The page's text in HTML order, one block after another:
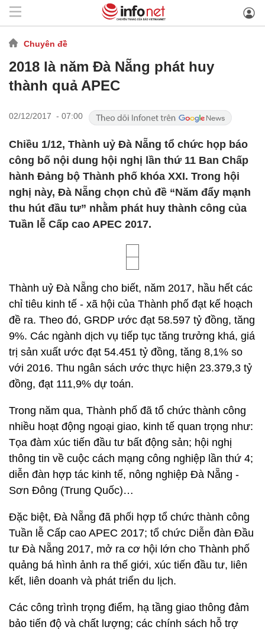
Chuyên đề
2018 là năm Đà Nẵng phát huy
thành quả APEC
02/12/2017 - 07:00
Chiều 1/12, Thành uỷ Đà Nẵng tổ chức họp báo
công bố nội dung hội nghị lần thứ 11 Ban Chấp
hành Đảng bộ Thành phố khóa XXI. Trong hội
nghị này, Đà Nẵng chọn chủ đề “Năm đẩy mạnh
thu hút đầu tư” nhằm phát huy thành công của
Tuần lễ Cấp cao APEC 2017.
Thành uỷ Đà Nẵng cho biết, năm 2017, hầu hết các
chỉ tiêu kinh tế - xã hội của Thành phố đạt kế hoạch
đề ra. Theo đó, GRDP ước đạt 58.597 tỷ đồng, tăng
9%. Các ngành dịch vụ tiếp tục tăng trưởng khá, giá
trị sản xuất ước đạt 54.451 tỷ đồng, tăng 8,1% so
với 2016. Thu ngân sách ước thực hiện 23.379,3 tỷ
đồng, đạt 111,9% dự toán.
Trong năm qua, Thành phố đã tổ chức thành công
nhiều hoạt động ngoại giao, kinh tế quan trọng như:
Tọa đàm xúc tiến đầu tư bất động sản; hội nghị
thông tin về cuộc cách mạng công nghiệp lần thứ 4;
diễn đàn hợp tác kinh tế, nông nghiệp Đà Nẵng -
Sơn Đông (Trung Quốc)…
Đặc biệt, Đà Nẵng đã phối hợp tổ chức thành công
Tuần lễ Cấp cao APEC 2017; tổ chức Diễn đàn Đầu
tư Đà Nẵng 2017, mở ra cơ hội lớn cho Thành phố
quảng bá hình ảnh ra thế giới, xúc tiến đầu tư, liên
kết, liên doanh và phát triển du lịch.
Các công trình trọng điểm, hạ tầng giao thông đảm
bảo tiến độ và chất lượng; các chính sách hỗ trợ